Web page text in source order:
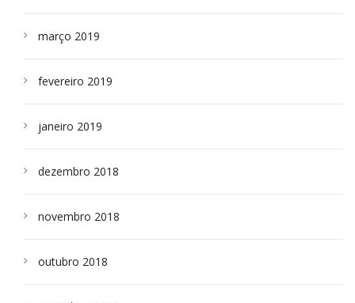
março 2019
fevereiro 2019
janeiro 2019
dezembro 2018
novembro 2018
outubro 2018